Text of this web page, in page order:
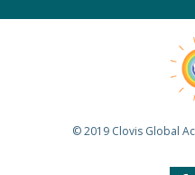
© 2019 Clovis Global